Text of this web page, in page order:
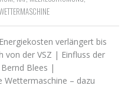
verlängert bis
von der VSZ | Einfluss der
Blees |
– dazu